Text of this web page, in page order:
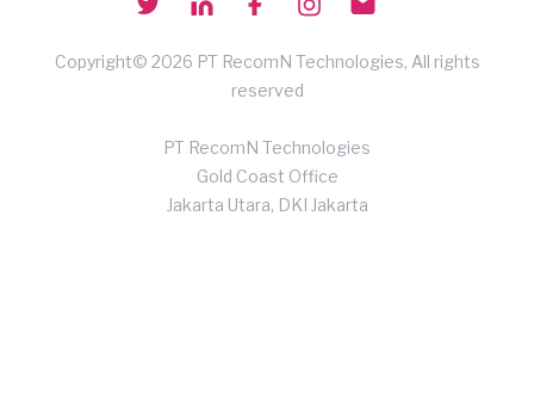
Copyright© 2026 PT RecomN Technologies, All rights
reserved
PT RecomN Technologies
Gold Coast Office
Jakarta Utara, DKI Jakarta